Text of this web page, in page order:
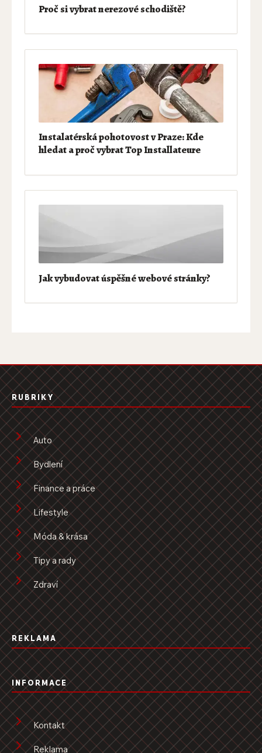
Proč si vybrat nerezové schodiště?
Instalatérská pohotovost v Praze: Kde
hledat a proč vybrat Top Installateure
Jak vybudovat úspěšné webové stránky?
RUBRIKY
Auto
Bydlení
Finance a práce
Lifestyle
Móda & krása
Tipy a rady
Zdraví
REKLAMA
INFORMACE
Kontakt
Reklama